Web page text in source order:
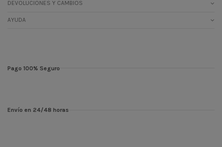
DEVOLUCIONES Y CAMBIOS
AYUDA
Pago 100% Seguro
Envío en 24/48 horas